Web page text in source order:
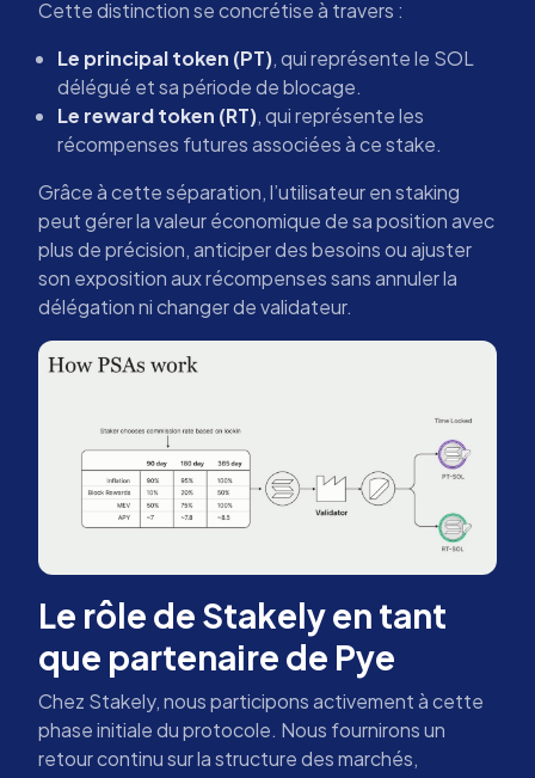
Cette distinction se concrétise à travers :
Le principal token (PT), qui représente le SOL
délégué et sa période de blocage.
Le reward token (RT), qui représente les
récompenses futures associées à ce stake.
Grâce à cette séparation, l’utilisateur en staking
peut gérer la valeur économique de sa position avec
plus de précision, anticiper des besoins ou ajuster
son exposition aux récompenses sans annuler la
délégation ni changer de validateur.
Le rôle de Stakely en tant
que partenaire de Pye
Chez Stakely, nous participons activement à cette
phase initiale du protocole. Nous fournirons un
retour continu sur la structure des marchés,